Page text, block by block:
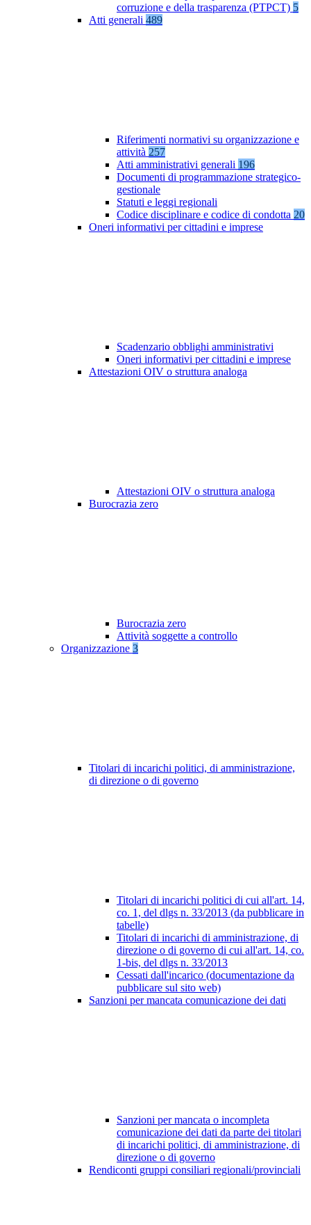
corruzione e della trasparenza (PTPCT) 5
Atti generali 489
Riferimenti normativi su organizzazione e
attività 257
Atti amministrativi generali 196
Documenti di programmazione strategico-
gestionale
Statuti e leggi regionali
Codice disciplinare e codice di condotta 20
Oneri informativi per cittadini e imprese
Scadenzario obblighi amministrativi
Oneri informativi per cittadini e imprese
Attestazioni OIV o struttura analoga
Attestazioni OIV o struttura analoga
Burocrazia zero
Burocrazia zero
Attività soggette a controllo
Organizzazione 3
Titolari di incarichi politici, di amministrazione,
di direzione o di governo
Titolari di incarichi politici di cui all'art. 14,
co. 1, del dlgs n. 33/2013 (da pubblicare in
tabelle)
Titolari di incarichi di amministrazione, di
direzione o di governo di cui all'art. 14, co.
1-bis, del dlgs n. 33/2013
Cessati dall'incarico (documentazione da
pubblicare sul sito web)
Sanzioni per mancata comunicazione dei dati
Sanzioni per mancata o incompleta
comunicazione dei dati da parte dei titolari
di incarichi politici, di amministrazione, di
direzione o di governo
Rendiconti gruppi consiliari regionali/provinciali